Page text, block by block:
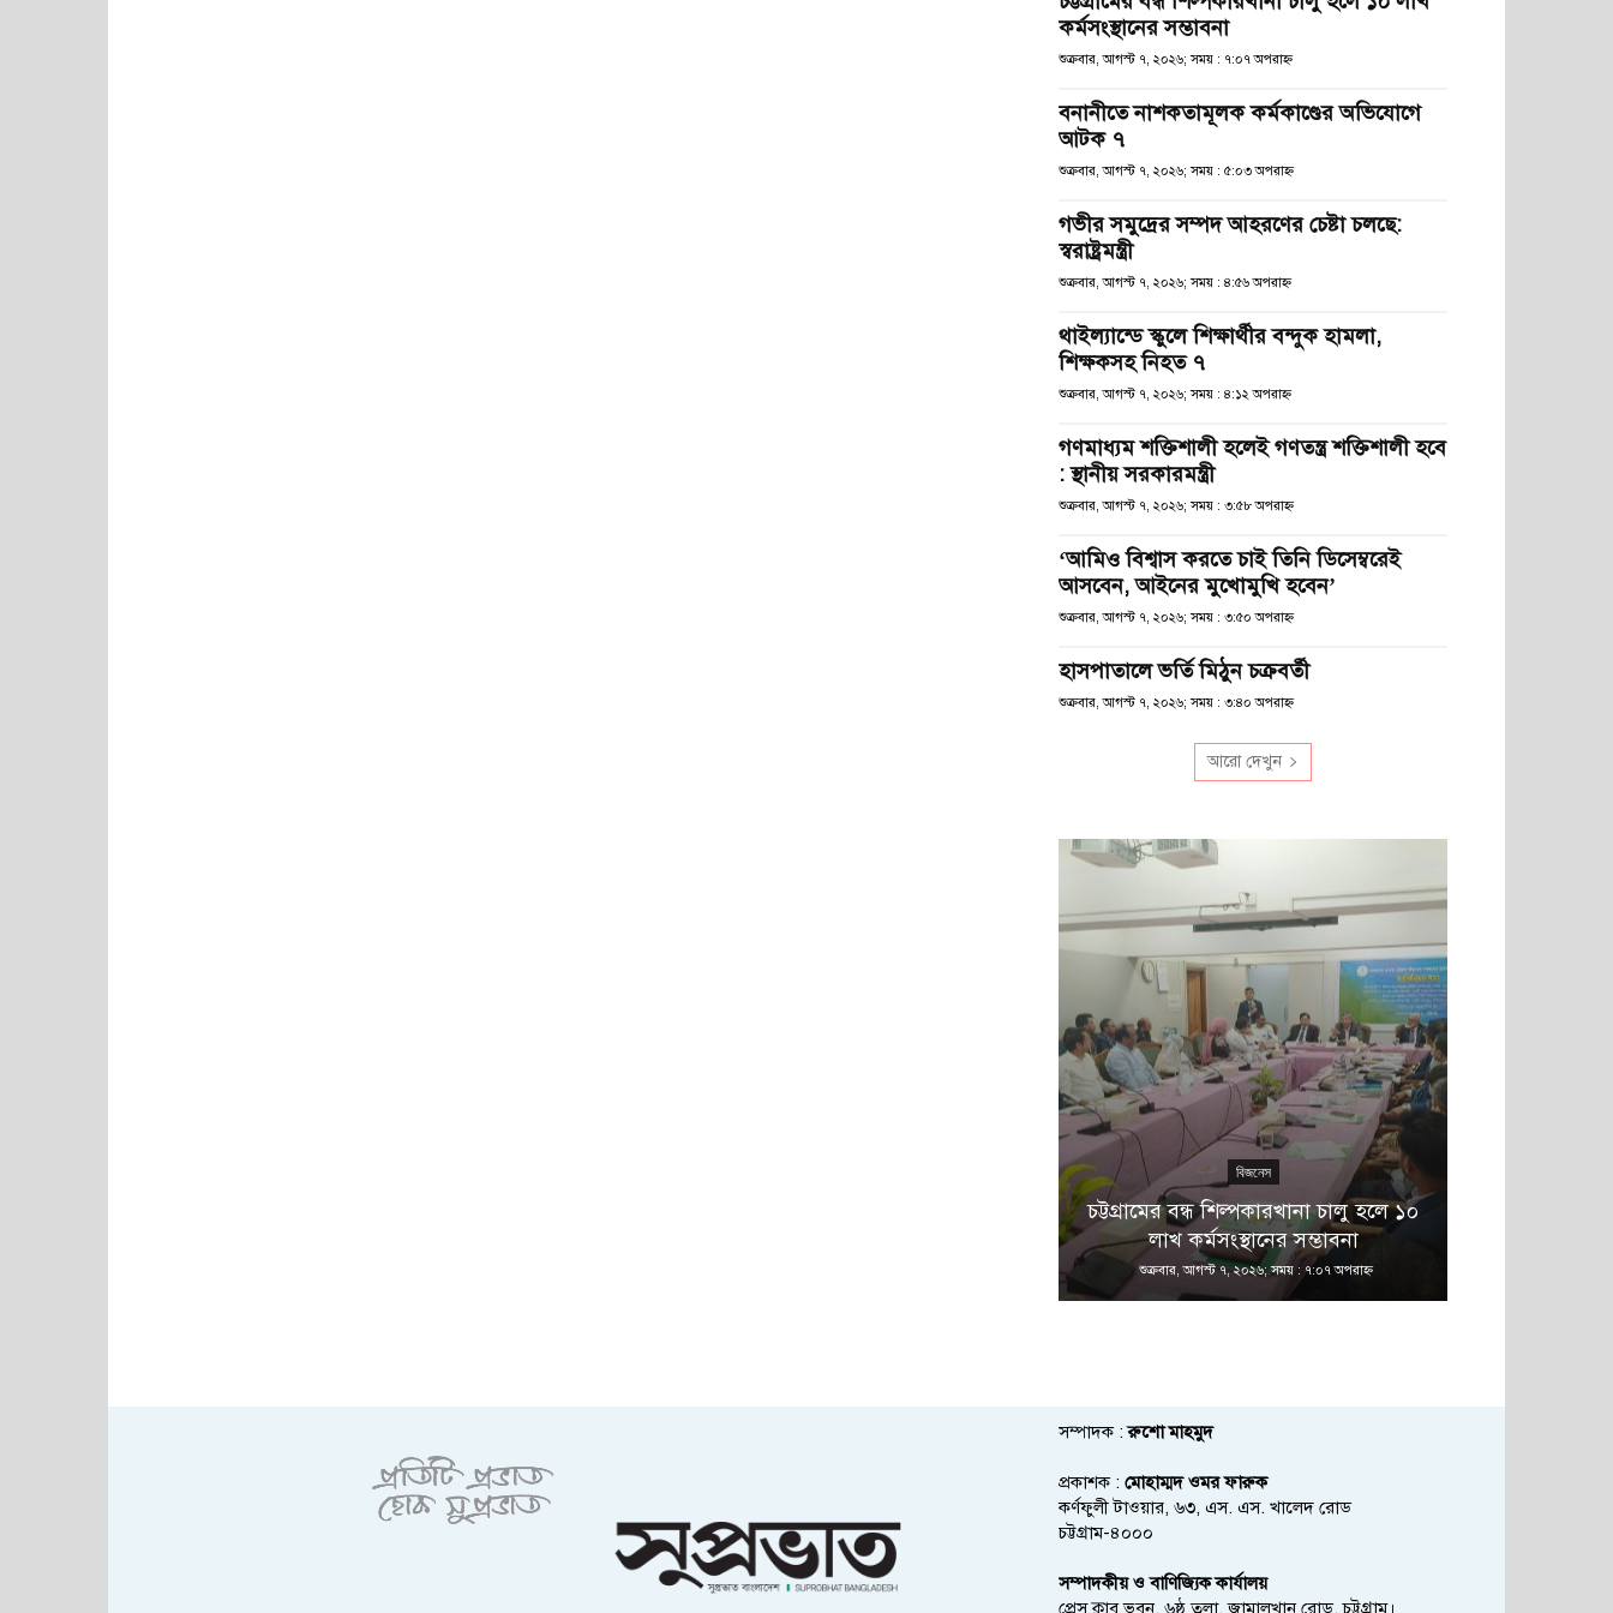
কর্মসংস্থানের সম্ভাবনা
শুক্রবার, আগস্ট ৭, ২০২৬; সময় : ৭:০৭ অপরাহ্ণ
বনানীতে নাশকতামূলক কর্মকাণ্ডের অভিযোগে
আটক ৭
শুক্রবার, আগস্ট ৭, ২০২৬; সময় : ৫:০৩ অপরাহ্ণ
গভীর সমুদ্রের সম্পদ আহরণের চেষ্টা চলছে:
স্বরাষ্ট্রমন্ত্রী
শুক্রবার, আগস্ট ৭, ২০২৬; সময় : ৪:৫৬ অপরাহ্ণ
থাইল্যান্ডে স্কুলে শিক্ষার্থীর বন্দুক হামলা,
শিক্ষকসহ নিহত ৭
শুক্রবার, আগস্ট ৭, ২০২৬; সময় : ৪:১২ অপরাহ্ণ
গণমাধ্যম শক্তিশালী হলেই গণতন্ত্র শক্তিশালী হবে
: স্থানীয় সরকারমন্ত্রী
শুক্রবার, আগস্ট ৭, ২০২৬; সময় : ৩:৫৮ অপরাহ্ণ
‘আমিও বিশ্বাস করতে চাই তিনি ডিসেম্বরেই
আসবেন, আইনের মুখোমুখি হবেন’
শুক্রবার, আগস্ট ৭, ২০২৬; সময় : ৩:৫০ অপরাহ্ণ
হাসপাতালে ভর্তি মিঠুন চক্রবর্তী
শুক্রবার, আগস্ট ৭, ২০২৬; সময় : ৩:৪০ অপরাহ্ণ
আরো দেখুন
বিজনেস
চট্টগ্রামের বন্ধ শিল্পকারখানা চালু হলে ১০
লাখ কর্মসংস্থানের সম্ভাবনা
শুক্রবার, আগস্ট ৭, ২০২৬; সময় : ৭:০৭ অপরাহ্ণ
সম্পাদক :রুশো মাহমুদ
প্রকাশক : মোহাম্মদ ওমর ফারুক
কর্ণফুলী টাওয়ার, ৬৩, এস. এস. খালেদ রোড
চট্টগ্রাম-৪০০০
সম্পাদকীয় ও বাণিজ্যিক কার্যালয়
প্রেস ক্লাব ভবন, ৬ষ্ঠ তলা, জামালখান রোড, চট্টগ্রাম।